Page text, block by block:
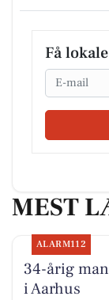
Få
Email
MEST
ALARM112
34-årig
i Aarhus